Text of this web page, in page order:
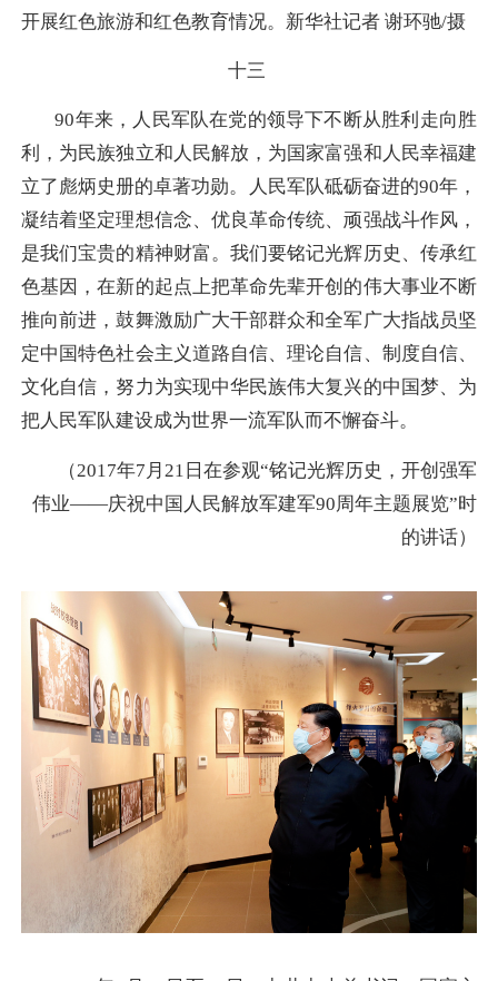
开展红色旅游和红色教育情况。新华社记者 谢环驰/摄
十三
90年来，人民军队在党的领导下不断从胜利走向胜
利，为民族独立和人民解放，为国家富强和人民幸福建
立了彪炳史册的卓著功勋。人民军队砥砺奋进的90年，
凝结着坚定理想信念、优良革命传统、顽强战斗作风，
是我们宝贵的精神财富。我们要铭记光辉历史、传承红
色基因，在新的起点上把革命先辈开创的伟大事业不断
推向前进，鼓舞激励广大干部群众和全军广大指战员坚
定中国特色社会主义道路自信、理论自信、制度自信、
文化自信，努力为实现中华民族伟大复兴的中国梦、为
把人民军队建设成为世界一流军队而不懈奋斗。
（2017年7月21日在参观“铭记光辉历史，开创强军
伟业——庆祝中国人民解放军建军90周年主题展览”时
的讲话）